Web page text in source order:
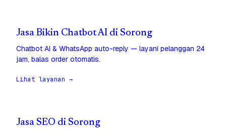
Jasa Bikin Chatbot AI di Sorong
Chatbot AI & WhatsApp auto-reply — layani pelanggan 24
jam, balas order otomatis.
Lihat layanan →
Jasa SEO di Sorong